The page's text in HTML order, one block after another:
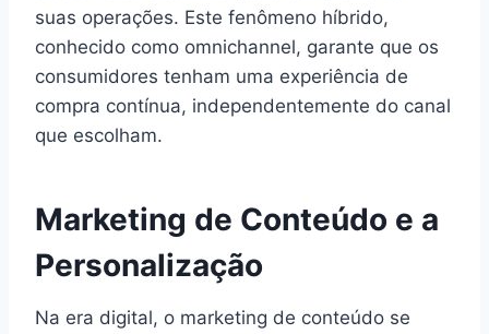
suas operações. Este fenômeno híbrido,
conhecido como omnichannel, garante que os
consumidores tenham uma experiência de
compra contínua, independentemente do canal
que escolham.
Marketing de Conteúdo e a
Personalização
Na era digital, o marketing de conteúdo se